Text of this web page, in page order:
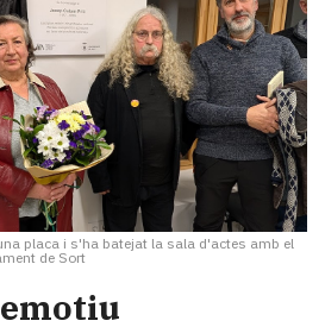
placa i s'ha batejat la sala d'actes amb el
de Sort